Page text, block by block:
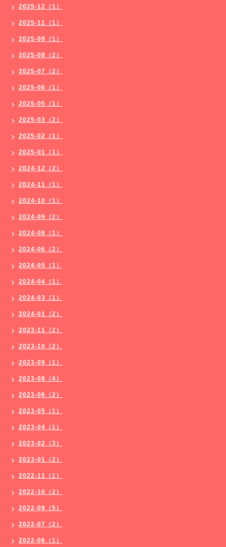
2025-12（1）
2025-11（1）
2025-09（1）
2025-08（2）
2025-07（2）
2025-06（1）
2025-05（1）
2025-03（2）
2025-02（1）
2025-01（1）
2024-12（2）
2024-11（1）
2024-10（1）
2024-09（2）
2024-08（1）
2024-06（2）
2024-05（1）
2024-04（1）
2024-03（1）
2024-01（2）
2023-11（2）
2023-10（2）
2023-09（1）
2023-08（4）
2023-06（2）
2023-05（1）
2023-04（1）
2023-02（3）
2023-01（2）
2022-11（1）
2022-10（2）
2022-09（5）
2022-07（2）
2022-06（1）